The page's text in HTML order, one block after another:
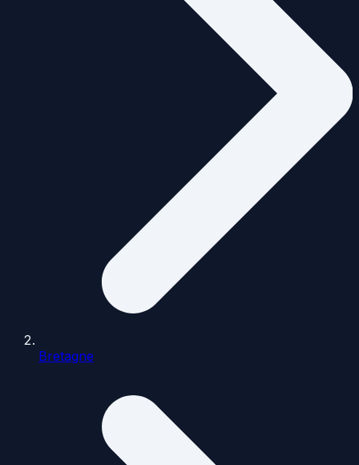
Bretagne